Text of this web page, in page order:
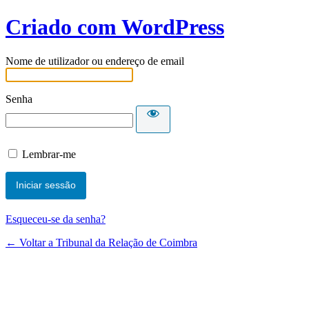
Criado com WordPress
Nome de utilizador ou endereço de email
Senha
Lembrar-me
Esqueceu-se da senha?
← Voltar a Tribunal da Relação de Coimbra